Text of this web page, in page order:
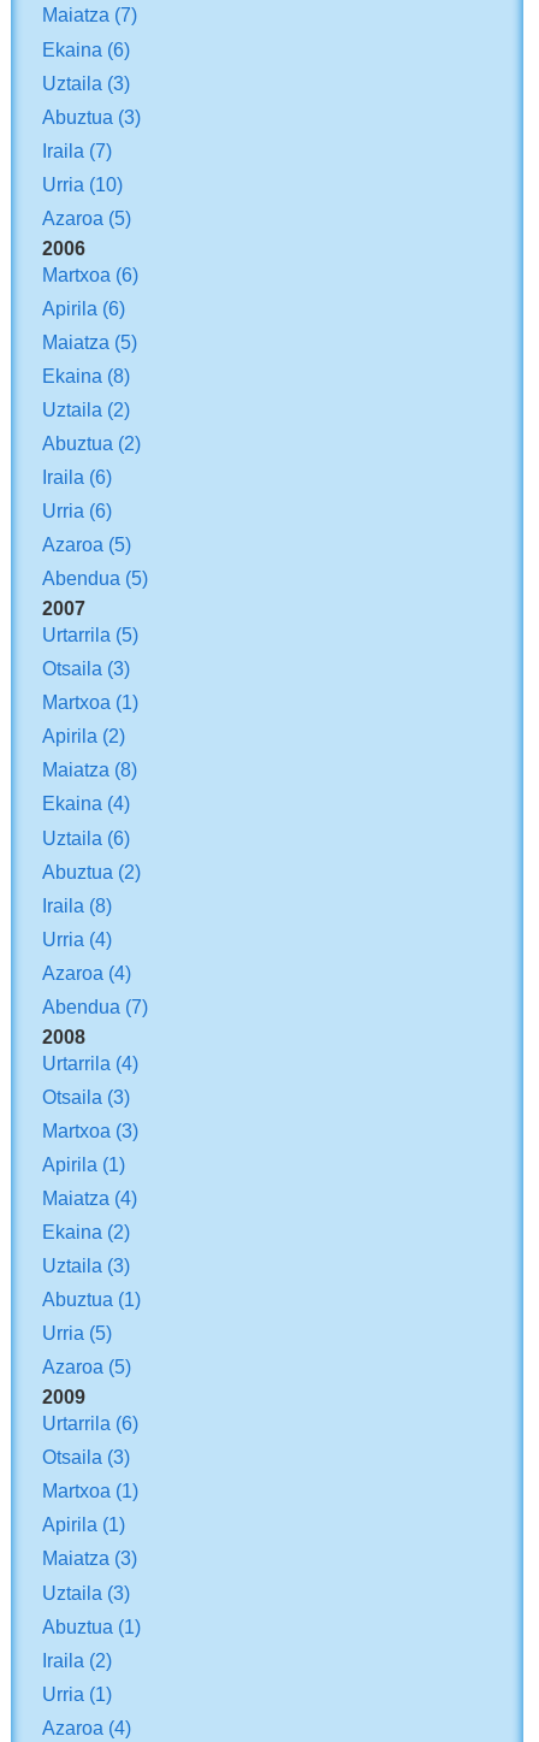
Maiatza (7)
Ekaina (6)
Uztaila (3)
Abuztua (3)
Iraila (7)
Urria (10)
Azaroa (5)
2006
Martxoa (6)
Apirila (6)
Maiatza (5)
Ekaina (8)
Uztaila (2)
Abuztua (2)
Iraila (6)
Urria (6)
Azaroa (5)
Abendua (5)
2007
Urtarrila (5)
Otsaila (3)
Martxoa (1)
Apirila (2)
Maiatza (8)
Ekaina (4)
Uztaila (6)
Abuztua (2)
Iraila (8)
Urria (4)
Azaroa (4)
Abendua (7)
2008
Urtarrila (4)
Otsaila (3)
Martxoa (3)
Apirila (1)
Maiatza (4)
Ekaina (2)
Uztaila (3)
Abuztua (1)
Urria (5)
Azaroa (5)
2009
Urtarrila (6)
Otsaila (3)
Martxoa (1)
Apirila (1)
Maiatza (3)
Uztaila (3)
Abuztua (1)
Iraila (2)
Urria (1)
Azaroa (4)